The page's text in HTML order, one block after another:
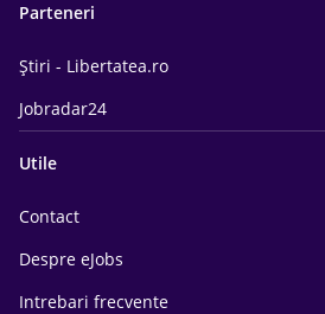
Parteneri
Știri - Libertatea.ro
Jobradar24
Utile
Contact
Despre eJobs
Intrebari frecvente